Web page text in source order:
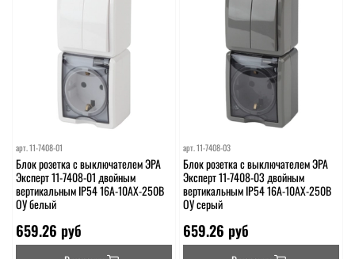
арт.11-7408-01
Блок розетка с выключателем ЭРА
Эксперт 11-7408-01 двойным
вертикальным IP54 16A-10AX-250В
ОУ белый
659.26 руб
арт. 11-7408-03
Блок розетка с выключателем ЭРА
Эксперт 11-7408-03 двойным
вертикальным IP54 16A-10AX-250В
ОУ серый
659.26 руб